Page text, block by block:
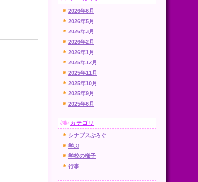
2026年6月
2026年5月
2026年3月
2026年2月
2026年1月
2025年12月
2025年11月
2025年10月
2025年9月
2025年6月
カテゴリ
シナプスぶろぐ
学ぶ
学校の様子
行事